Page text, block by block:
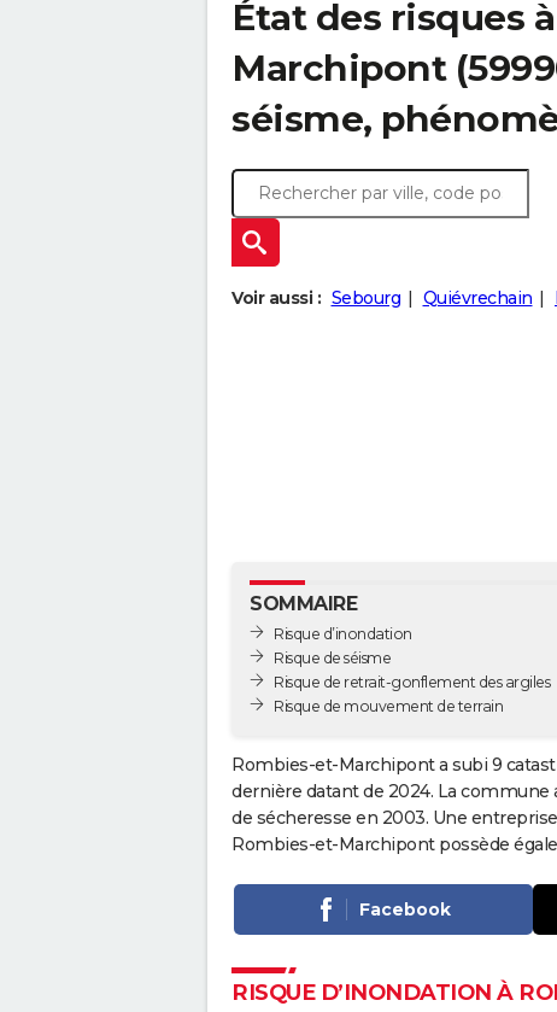
État des risques
Marchipont
séisme,
Voir aussi : Sebourg Quiévrechain
SOMMAIRE
Risque d’inondation
Risque de séisme
Risque de retrait-gonflement des argiles
Risque de mouvement de terrain
Rombies-et-Marchipont a subi 9
dernière datant de 2024. La commune
de sécheresse en 2003. Une
Rombies-et-Marchipont possède
Facebook
RISQUE D’INONDATION À